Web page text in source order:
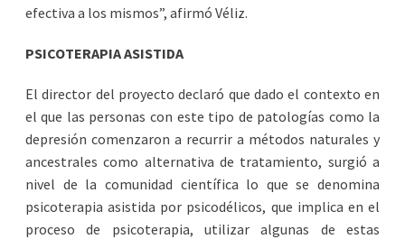
efectiva a los mismos”, afirmó Véliz.
PSICOTERAPIA ASISTIDA
El director del proyecto declaró que dado el contexto en
el que las personas con este tipo de patologías como la
depresión comenzaron a recurrir a métodos naturales y
ancestrales como alternativa de tratamiento, surgió a
nivel de la comunidad científica lo que se denomina
psicoterapia asistida por psicodélicos, que implica en el
proceso de psicoterapia, utilizar algunas de estas